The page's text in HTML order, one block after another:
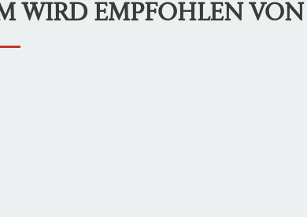
WIRD EMPFOHLEN VON